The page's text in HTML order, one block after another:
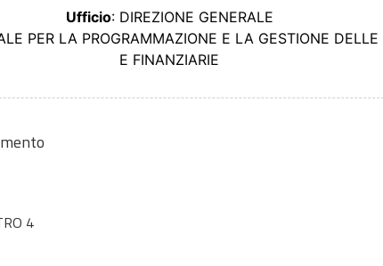
Ufficio: DIREZIONE GENERALE
PER LA PROGRAMMAZIONE E LA GESTIONE DELLE
E FINANZIARIE
4